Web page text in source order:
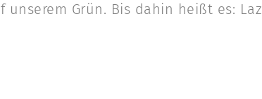
unserem Grün. Bis dahin heißt es: